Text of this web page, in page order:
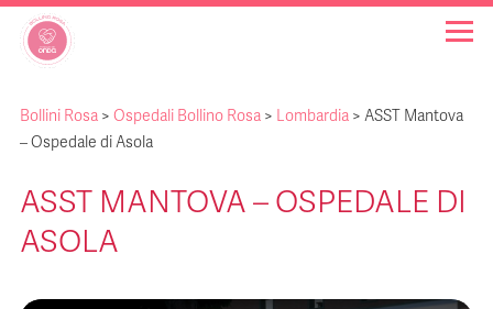
OSPEDALI BOLLINO ROSA
INIZIATIVE
Bollini Rosa > Ospedali Bollino Rosa > Lombardia > ASST Mantova
– Ospedale di Asola
ASST MANTOVA – OSPEDALE DI
ASOLA